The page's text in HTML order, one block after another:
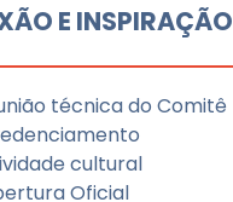
E INSPIRAÇÃO
técnica do Comitê
cultural
Oficial